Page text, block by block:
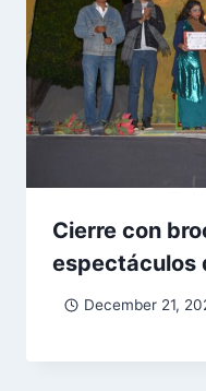
Cierre con
espectáculos
December 21,